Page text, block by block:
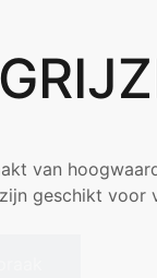
van
geschikt